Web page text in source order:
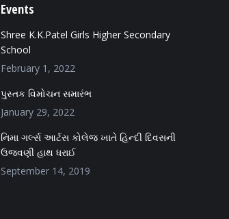
Events
Shree K.K.Patel Girls Higher Secondary
School
February 1, 2022
પુસ્તક વિમોચન સમારંભ
January 29, 2022
નિમા ગર્લ્સ આર્ટસ કોલેજ ખાતે હિન્દી દિવસની
ઉજવણી હાથ ધરાઈ
September 14, 2019